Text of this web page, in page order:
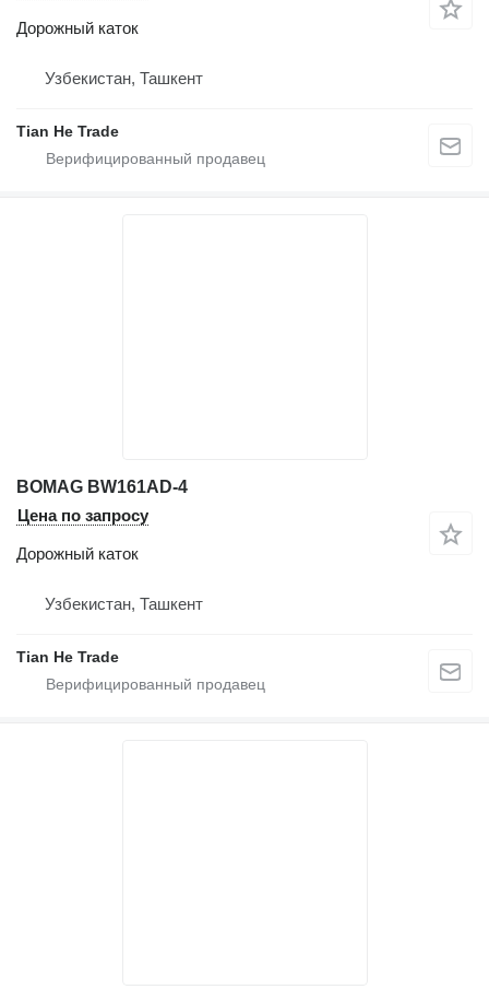
Дорожный каток
Узбекистан, Ташкент
Tian He Trade
BOMAG BW161AD-4
Цена по запросу
Дорожный каток
Узбекистан, Ташкент
Tian He Trade